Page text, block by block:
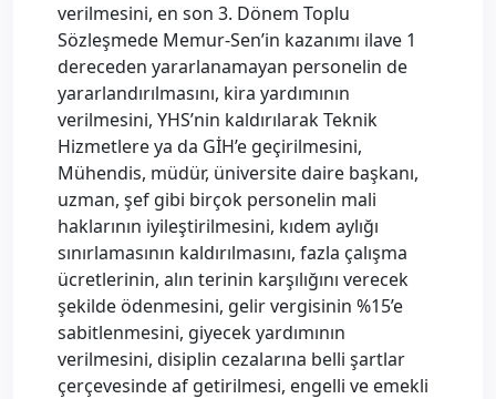
verilmesini, en son 3. Dönem Toplu
Sözleşmede Memur-Sen’in kazanımı ilave 1
dereceden yararlanamayan personelin de
yararlandırılmasını, kira yardımının
verilmesini, YHS’nin kaldırılarak Teknik
Hizmetlere ya da GİH’e geçirilmesini,
Mühendis, müdür, üniversite daire başkanı,
uzman, şef gibi birçok personelin mali
haklarının iyileştirilmesini, kıdem aylığı
sınırlamasının kaldırılmasını, fazla çalışma
ücretlerinin, alın terinin karşılığını verecek
şekilde ödenmesini, gelir vergisinin %15’e
sabitlenmesini, giyecek yardımının
verilmesini, disiplin cezalarına belli şartlar
çerçevesinde af getirilmesi, engelli ve emekli